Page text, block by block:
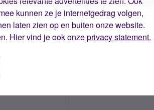
kunnen ze je internetgedrag volgen,
laten zien op en buiten onze website.
Hier vind je ook onzeprivacy statement.
Start een topic